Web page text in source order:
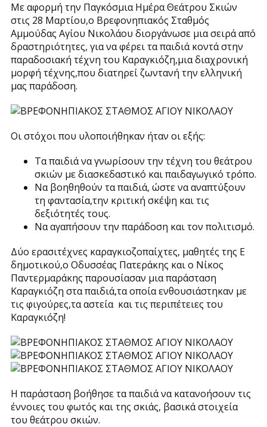
Με αφορμή την Παγκόσμια Ημέρα Θεάτρου Σκιών
στις 28 Μαρτίου,ο Βρεφονηπιακός Σταθμός
Αμμούδας Αγίου Νικολάου διοργάνωσε μια σειρά από
δραστηριότητες, για να φέρει τα παιδιά κοντά στην
παραδοσιακή τέχνη του Καραγκιόζη,μια διαχρονική
μορφή τέχνης,που διατηρεί ζωντανή την ελληνική
μας παράδοση.
Οι στόχοι που υλοποιήθηκαν ήταν οι εξής:
Τα παιδιά να γνωρίσουν την τέχνη του θεάτρου
σκιών με διασκεδαστικό και παιδαγωγικό τρόπο.
Να βοηθηθούν τα παιδιά, ώστε να αναπτύξουν
τη φαντασία,την κριτική σκέψη και τις
δεξιότητές τους.
Να αγαπήσουν την παράδοση και τον πολιτισμό.
Δύο ερασιτέχνες καραγκιοζοπαίχτες, μαθητές της Ε
δημοτικού,ο Οδυσσέας Πατεράκης και ο Νίκος
Παντερμαράκης παρουσίασαν μια παράσταση
Καραγκιόζη στα παιδιά,τα οποία ενθουσιάστηκαν με
τις φιγούρες,τα αστεία και τις περιπέτειες του
Καραγκιόζη!
Η παράσταση βοήθησε τα παιδιά να κατανοήσουν τις
έννοιες του φωτός και της σκιάς, βασικά στοιχεία
του θεάτρου σκιών.